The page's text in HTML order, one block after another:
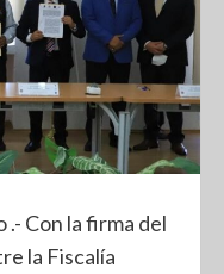
Con la firma del
la Fiscalía